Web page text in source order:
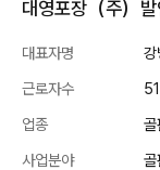
대영포장（주）
대표자명
강
근로자수
업종
골
사업분야
골